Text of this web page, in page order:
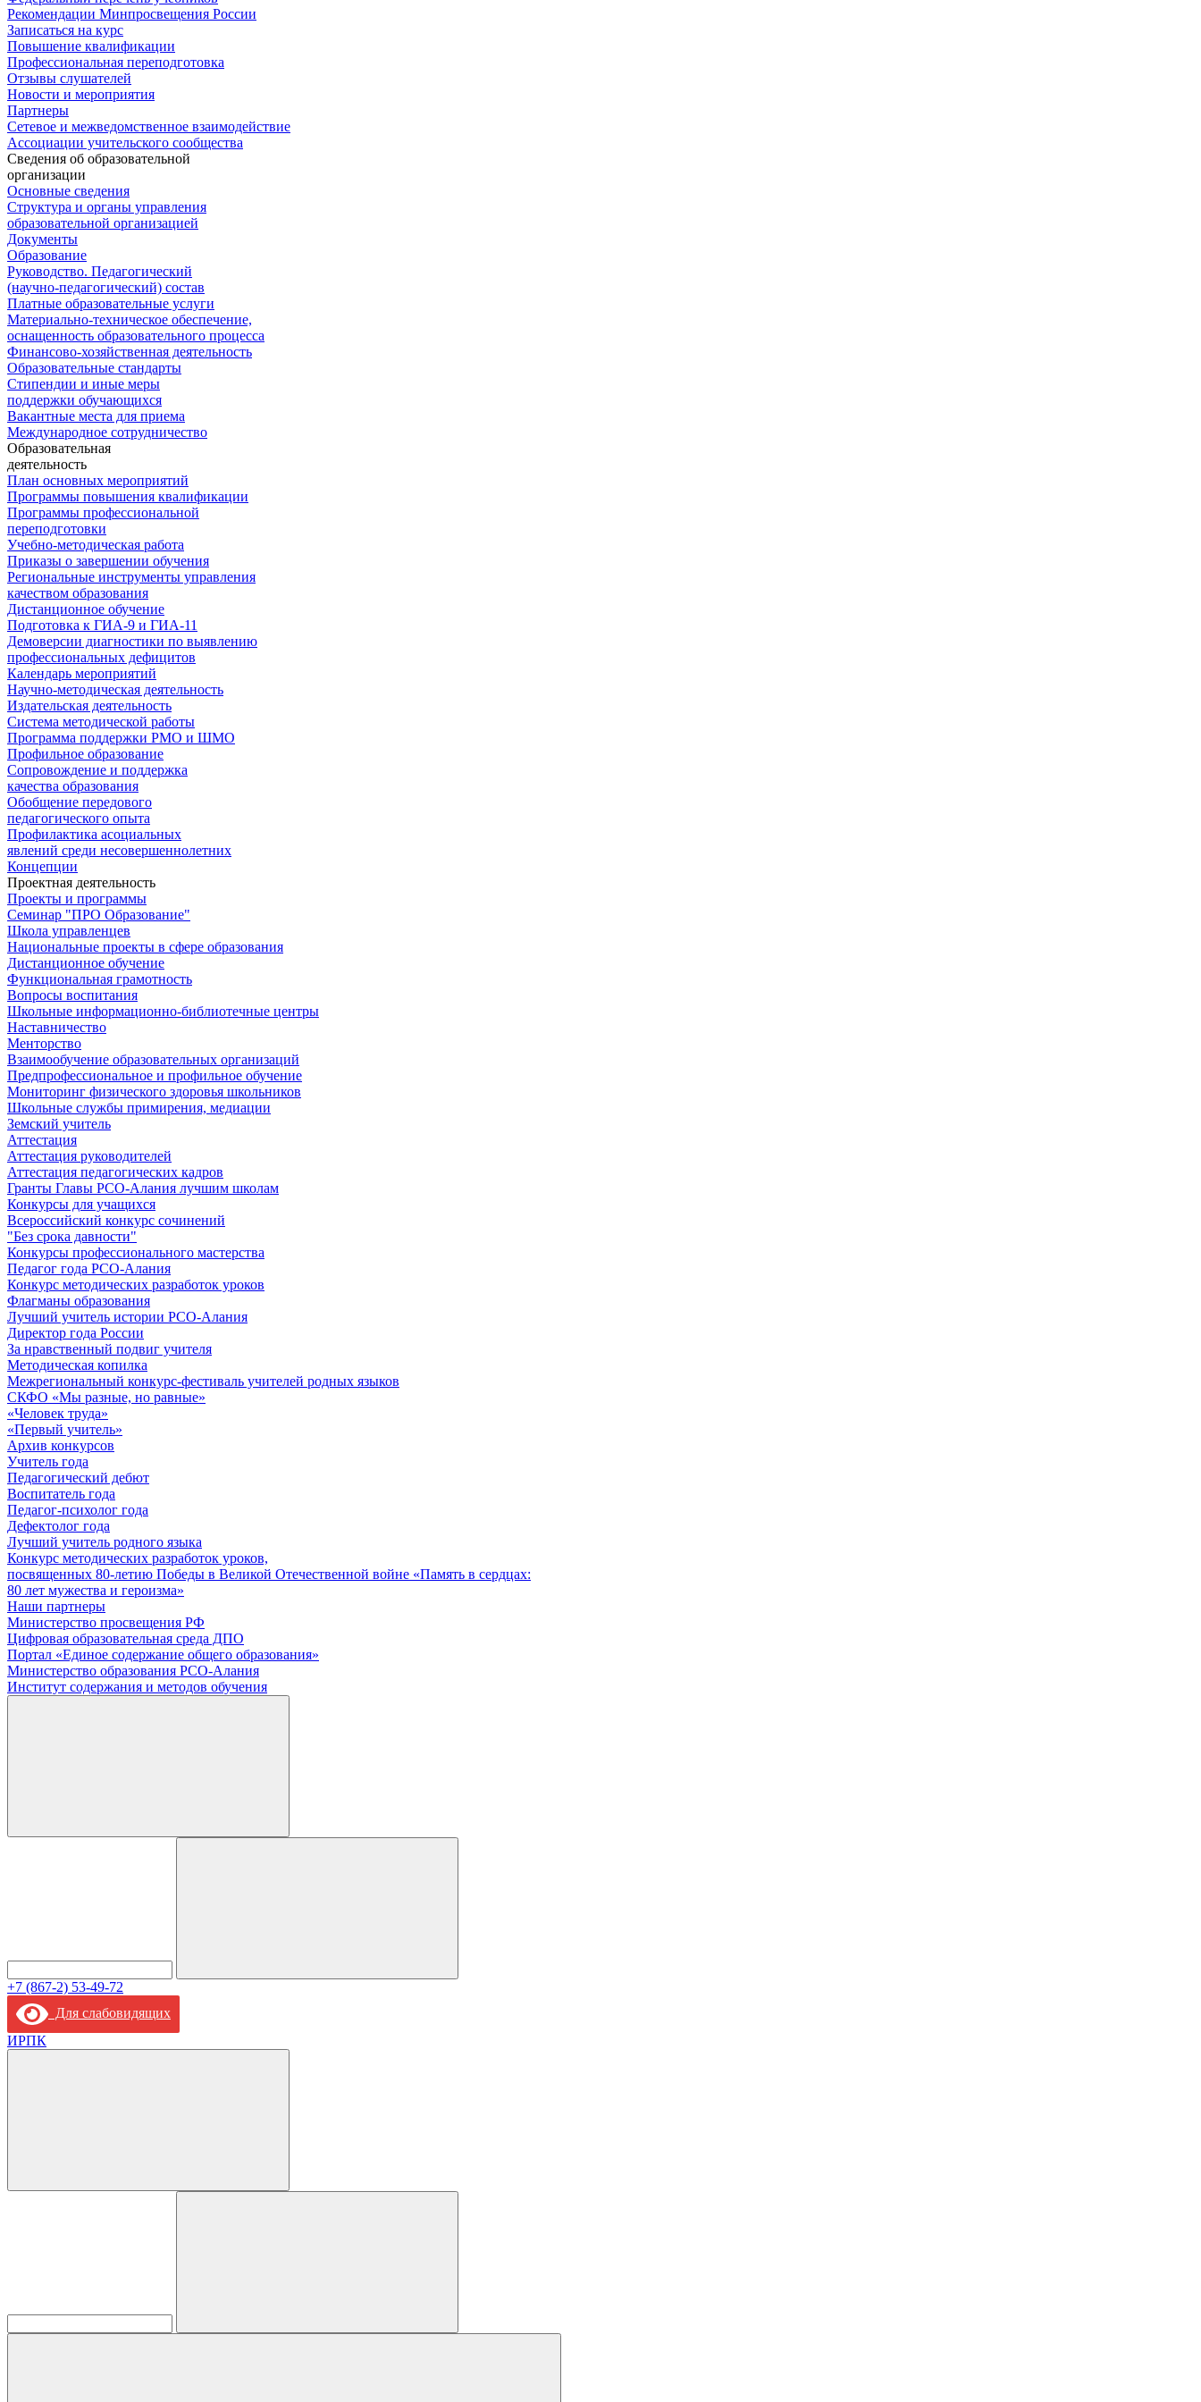
Рекомендации Минпросвещения России
Записаться на курс
Повышение квалификации
Профессиональная переподготовка
Отзывы слушателей
Новости и мероприятия
Партнеры
Сетевое и межведомственное взаимодействие
Ассоциации учительского сообщества
Сведения об образовательной
организации
Основные сведения
Структура и органы управления
образовательной организацией
Документы
Образование
Руководство. Педагогический
(научно-педагогический) состав
Платные образовательные услуги
Материально-техническое обеспечение,
оснащенность образовательного процесса
Финансово-хозяйственная деятельность
Образовательные стандарты
Стипендии и иные меры
поддержки обучающихся
Вакантные места для приема
Международное сотрудничество
Образовательная
деятельность
План основных мероприятий
Программы повышения квалификации
Программы профессиональной
переподготовки
Учебно-методическая работа
Приказы о завершении обучения
Региональные инструменты управления
качеством образования
Дистанционное обучение
Подготовка к ГИА-9 и ГИА-11
Демоверсии диагностики по выявлению
профессиональных дефицитов
Календарь мероприятий
Научно-методическая деятельность
Издательская деятельность
Система методической работы
Программа поддержки РМО и ШМО
Профильное образование
Сопровождение и поддержка
качества образования
Обобщение передового
педагогического опыта
Профилактика асоциальных
явлений среди несовершеннолетних
Концепции
Проектная деятельность
Проекты и программы
Семинар "ПРО Образование"
Школа управленцев
Национальные проекты в сфере образования
Дистанционное обучение
Функциональная грамотность
Вопросы воспитания
Школьные информационно-библиотечные центры
Наставничество
Менторство
Взаимообучение образовательных организаций
Предпрофессиональное и профильное обучение
Мониторинг физического здоровья школьников
Школьные службы примирения, медиации
Земский учитель
Аттестация
Аттестация руководителей
Аттестация педагогических кадров
Гранты Главы РСО-Алания лучшим школам
Конкурсы для учащихся
Всероссийский конкурс сочинений
"Без срока давности"
Конкурсы профессионального мастерства
Педагог года РСО-Алания
Конкурс методических разработок уроков
Флагманы образования
Лучший учитель истории РСО-Алания
Директор года России
За нравственный подвиг учителя
Методическая копилка
Межрегиональный конкурс-фестиваль учителей родных языков
СКФО «Мы разные, но равные»
«Человек труда»
«Первый учитель»
Архив конкурсов
Учитель года
Педагогический дебют
Воспитатель года
Педагог-психолог года
Дефектолог года
Лучший учитель родного языка
Конкурс методических разработок уроков,
посвященных 80-летию Победы в Великой Отечественной войне «Память в сердцах:
80 лет мужества и героизма»
Наши партнеры
Министерство просвещения РФ
Цифровая образовательная среда ДПО
Портал «Единое содержание общего образования»
Министерство образования РСО-Алания
Институт содержания и методов обучения
+7 (867-2) 53-49-72
Для слабовидящих
ИРПК